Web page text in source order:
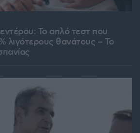
Το απλό τεστ που
λιγότερους θανάτους – Το